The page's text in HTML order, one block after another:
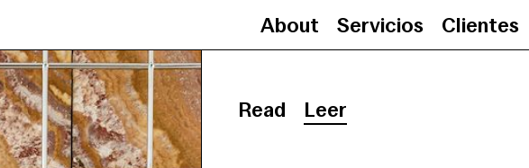
About Servicios Clientes
Read
Leer